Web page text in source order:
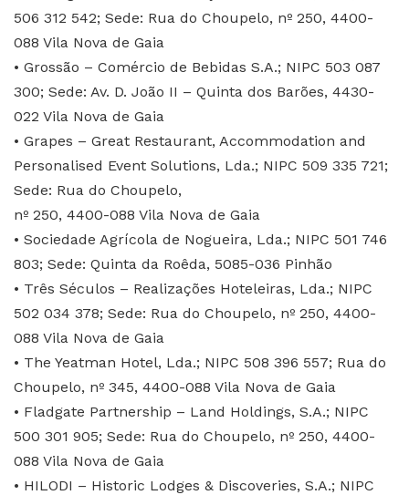
506 312 542; Sede: Rua do Choupelo, nº 250, 4400-
088 Vila Nova de Gaia
• Grossão – Comércio de Bebidas S.A.; NIPC 503 087
300; Sede: Av. D. João II – Quinta dos Barões, 4430-
022 Vila Nova de Gaia
• Grapes – Great Restaurant, Accommodation and
Personalised Event Solutions, Lda.; NIPC 509 335 721;
Sede: Rua do Choupelo,
nº 250, 4400-088 Vila Nova de Gaia
• Sociedade Agrícola de Nogueira, Lda.; NIPC 501 746
803; Sede: Quinta da Roêda, 5085-036 Pinhão
• Três Séculos – Realizações Hoteleiras, Lda.; NIPC
502 034 378; Sede: Rua do Choupelo, nº 250, 4400-
088 Vila Nova de Gaia
• The Yeatman Hotel, Lda.; NIPC 508 396 557; Rua do
Choupelo, nº 345, 4400-088 Vila Nova de Gaia
• Fladgate Partnership – Land Holdings, S.A.; NIPC
500 301 905; Sede: Rua do Choupelo, nº 250, 4400-
088 Vila Nova de Gaia
• HILODI – Historic Lodges & Discoveries, S.A.; NIPC